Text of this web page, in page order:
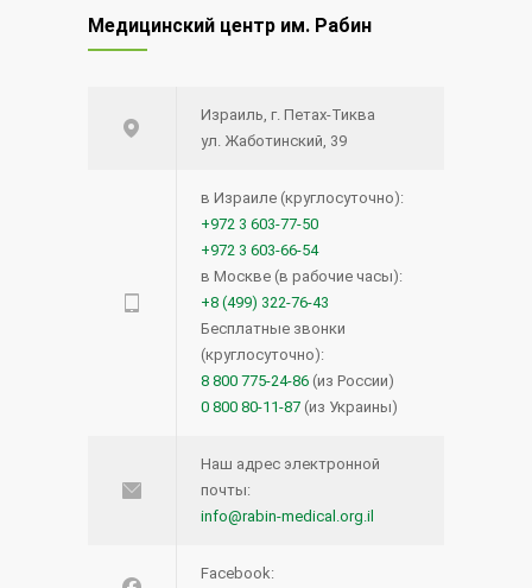
Медицинский центр им. Рабин
Израиль, г. Петах-Тиква
ул. Жаботинский, 39
в Израиле (круглосуточно):
+972 3 603-77-50
+972 3 603-66-54
в Москве (в рабочие часы):
+8 (499) 322-76-43
Бесплатные звонки
(круглосуточно):
8 800 775-24-86 (из России)
0 800 80-11-87 (из Украины)
Наш адрес электронной
почты:
info@rabin-medical.org.il
Facebook: